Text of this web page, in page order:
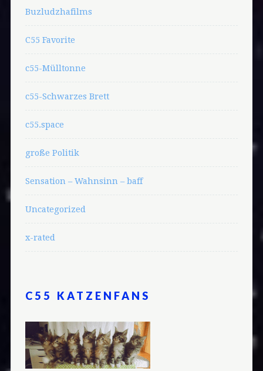
Buzludzhafilms
C55 Favorite
c55-Mülltonne
c55-Schwarzes Brett
c55.space
große Politik
Sensation – Wahnsinn – baff
Uncategorized
x-rated
C55 KATZENFANS